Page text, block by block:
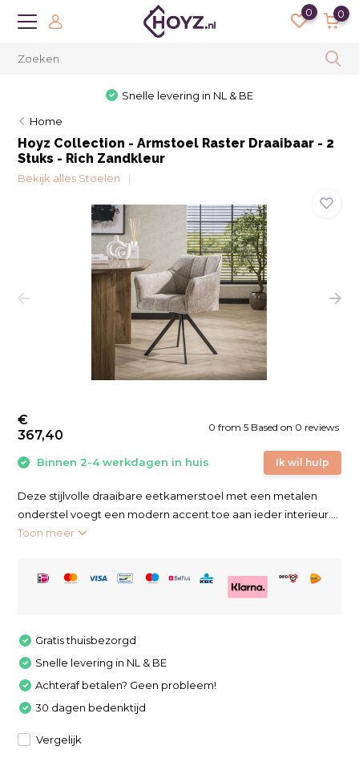
0 0
Snelle levering in NL & BE
Home
Hoyz Collection - Armstoel Raster Draaibaar - 2
Stuks - Rich Zandkleur
Bekijk alles Stoelen
0 from 5 Based on 0 reviews
Ik wil hulp
€
367,40
Binnen 2-4 werkdagen in huis
Deze stijlvolle draaibare eetkamerstoel met een metalen
onderstel voegt een modern accent toe aan ieder interieur....
Toon meer
Gratis thuisbezorgd
Snelle levering in NL & BE
Achteraf betalen? Geen probleem!
30 dagen bedenktijd
Vergelijk